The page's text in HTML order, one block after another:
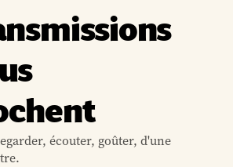
écouter, goûter, d'une